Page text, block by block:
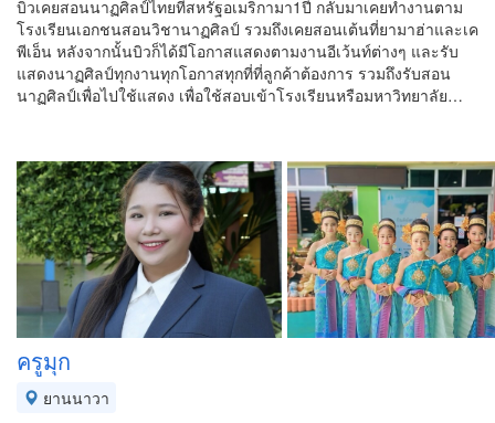
บิวเคยสอนนาฏศิลป์ไทยที่สหรัฐอเมริกามา1ปี กลับมาเคยทำงานตาม
โรงเรียนเอกชนสอนวิชานาฏศิลป์ รวมถึงเคยสอนเต้นที่ยามาฮ่าและเค
พีเอ็น หลังจากนั้นบิวก็ได้มีโอกาสแสดงตามงานอีเว้นท์ต่างๆ และรับ
แสดงนาฏศิลป์ทุกงานทุกโอกาสทุกที่ที่ลูกค้าต้องการ รวมถึงรับสอน
นาฏศิลป์เพื่อไปใช้แสดง เพื่อใช้สอบเข้าโรงเรียนหรือมหาวิทยาลัย…
ครูมุก
ยานนาวา